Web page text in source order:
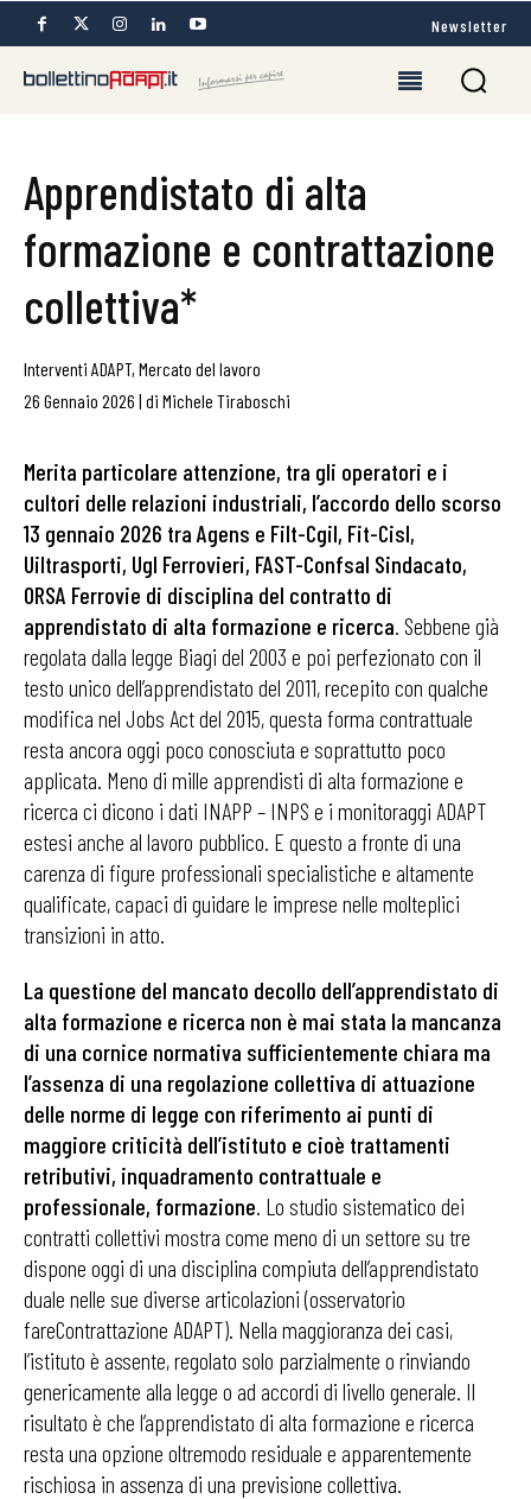
Newsletter
Apprendistato di alta
formazione e contrattazione
collettiva*
Interventi ADAPT, Mercato del lavoro
26 Gennaio 2026 | di Michele Tiraboschi
Merita particolare attenzione, tra gli operatori e i
cultori delle relazioni industriali, l’accordo dello scorso
13 gennaio 2026 tra Agens e Filt-Cgil, Fit-Cisl,
Uiltrasporti, Ugl Ferrovieri, FAST-Confsal Sindacato,
ORSA Ferrovie di disciplina del contratto di
apprendistato di alta formazione e ricerca. Sebbene già
regolata dalla legge Biagi del 2003 e poi perfezionato con il
testo unico dell’apprendistato del 2011, recepito con qualche
modifica nel Jobs Act del 2015, questa forma contrattuale
resta ancora oggi poco conosciuta e soprattutto poco
applicata. Meno di mille apprendisti di alta formazione e
ricerca ci dicono i dati INAPP – INPS e i monitoraggi ADAPT
estesi anche al lavoro pubblico. E questo a fronte di una
carenza di figure professionali specialistiche e altamente
qualificate, capaci di guidare le imprese nelle molteplici
transizioni in atto.
La questione del mancato decollo dell’apprendistato di
alta formazione e ricerca non è mai stata la mancanza
di una cornice normativa sufficientemente chiara ma
l’assenza di una regolazione collettiva di attuazione
delle norme di legge con riferimento ai punti di
maggiore criticità dell’istituto e cioè trattamenti
retributivi, inquadramento contrattuale e
professionale, formazione. Lo studio sistematico dei
contratti collettivi mostra come meno di un settore su tre
dispone oggi di una disciplina compiuta dell’apprendistato
duale nelle sue diverse articolazioni (osservatorio
fareContrattazione ADAPT). Nella maggioranza dei casi,
l’istituto è assente, regolato solo parzialmente o rinviando
genericamente alla legge o ad accordi di livello generale. Il
risultato è che l’apprendistato di alta formazione e ricerca
resta una opzione oltremodo residuale e apparentemente
rischiosa in assenza di una previsione collettiva.